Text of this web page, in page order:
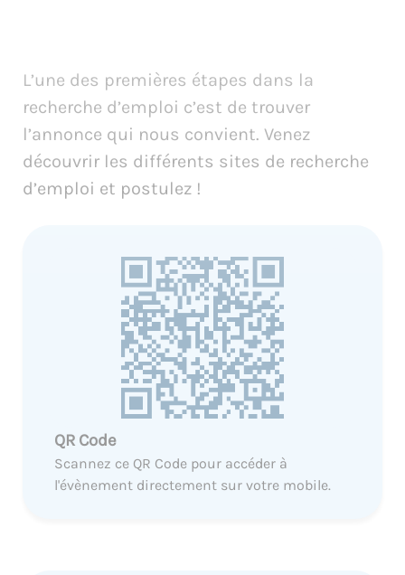
L’une des premières étapes dans la
recherche d’emploi c’est de trouver
l’annonce qui nous convient. Venez
découvrir les différents sites de recherche
d’emploi et postulez !
QR Code
Scannez ce QR Code pour accéder à
l'évènement directement sur votre mobile.